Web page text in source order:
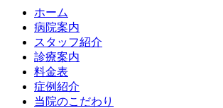
ホーム
病院案内
スタッフ紹介
診療案内
料金表
症例紹介
当院のこだわり